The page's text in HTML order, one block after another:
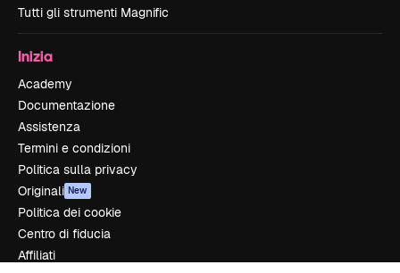
Tutti gli strumenti Magnific
Inizia
Academy
Documentazione
Assistenza
Termini e condizioni
Politica sulla privacy
Originali New
Politica dei cookie
Centro di fiducia
Affiliati